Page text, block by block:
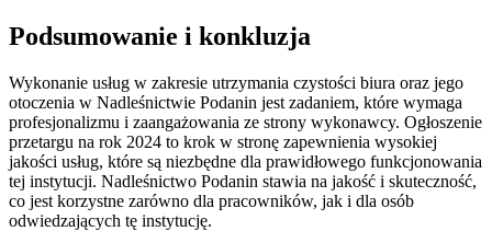
Podsumowanie i konkluzja
Wykonanie usług w zakresie utrzymania czystości biura oraz jego
otoczenia w Nadleśnictwie Podanin jest zadaniem, które wymaga
profesjonalizmu i zaangażowania ze strony wykonawcy. Ogłoszenie
przetargu na rok 2024 to krok w stronę zapewnienia wysokiej
jakości usług, które są niezbędne dla prawidłowego funkcjonowania
tej instytucji. Nadleśnictwo Podanin stawia na jakość i skuteczność,
co jest korzystne zarówno dla pracowników, jak i dla osób
odwiedzających tę instytucję.